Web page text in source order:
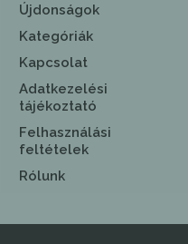
Újdonságok
Kategóriák
Kapcsolat
Adatkezelési
tájékoztató
Felhasználási
feltételek
Rólunk